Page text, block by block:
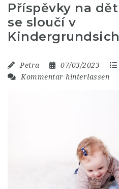
Příspěvky na
se sloučí v
Petra 07/03/2023
Kommentar hinterlassen